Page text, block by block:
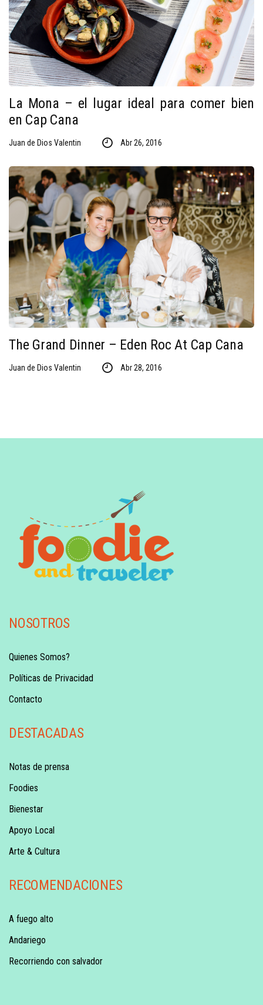
La Mona – el lugar ideal para comer bien
en Cap Cana
Juan de Dios Valentin Abr 26, 2016
The Grand Dinner – Eden Roc At Cap Cana
Juan de Dios Valentin Abr 28, 2016
NOSOTROS
Quienes Somos?
Políticas de Privacidad
Contacto
DESTACADAS
Notas de prensa
Foodies
Bienestar
Apoyo Local
Arte & Cultura
RECOMENDACIONES
A fuego alto
Andariego
Recorriendo con salvador